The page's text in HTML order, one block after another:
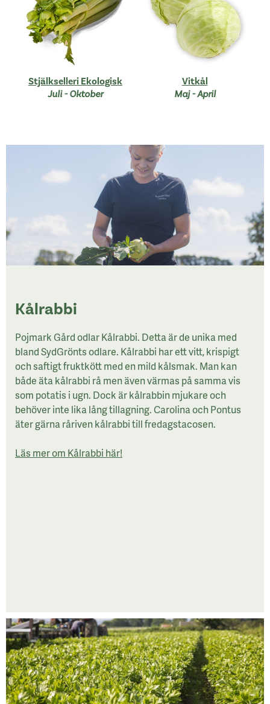
Stjälkselleri Ekologisk
Juli - Oktober
Vitkål
Maj - April
Kålrabbi
Pojmark Gård odlar Kålrabbi. Detta är de unika med
bland SydGrönts odlare. Kålrabbi har ett vitt, krispigt
och saftigt fruktkött med en mild kålsmak. Man kan
både äta kålrabbi rå men även värmas på samma vis
som potatis i ugn. Dock är kålrabbin mjukare och
behöver inte lika lång tillagning. Carolina och Pontus
äter gärna råriven kålrabbi till fredagstacosen.
Läs mer om Kålrabbi här!